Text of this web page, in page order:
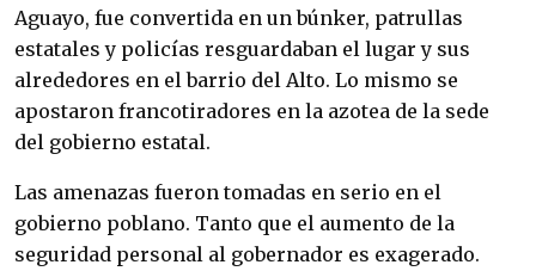
Aguayo, fue convertida en un búnker, patrullas
estatales y policías resguardaban el lugar y sus
alrededores en el barrio del Alto. Lo mismo se
apostaron francotiradores en la azotea de la sede
del gobierno estatal.
Las amenazas fueron tomadas en serio en el
gobierno poblano. Tanto que el aumento de la
seguridad personal al gobernador es exagerado.